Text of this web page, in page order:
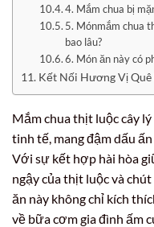
4. Mắm chua bị
5. Mónmắm chua
bao lâu?
6. Món ăn này có
Kết Nối Hương Vị
Mắm chua thịt luộc cây
tinh tế, mang đậm dấu
Với sự kết hợp hài hòa
ngậy của thịt luộc và
ăn này không chỉ kích
về bữa cơm gia đình ấm